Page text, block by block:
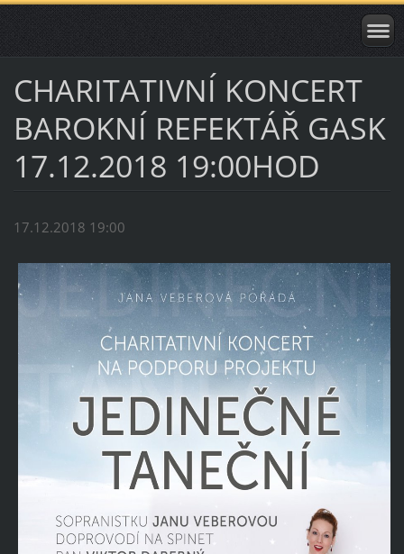
CHARITATIVNÍ KONCERT
BAROKNÍ REFEKTÁŘ GASK
17.12.2018 19:00HOD
17.12.2018 19:00